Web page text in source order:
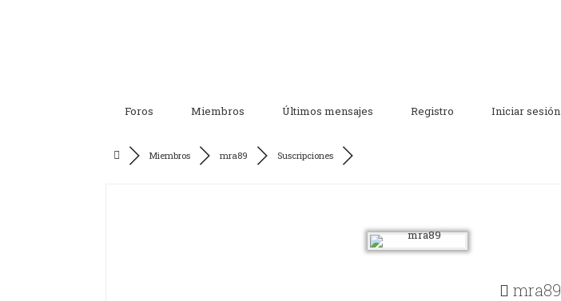
Foros Miembros Últimos mensajes Registro Iniciar sesión
Miembros mra89 Suscripciones
mra89